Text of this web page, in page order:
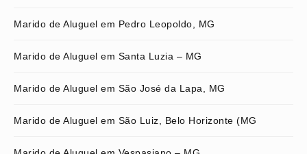
Marido de Aluguel em Pedro Leopoldo, MG
Marido de Aluguel em Santa Luzia – MG
Marido de Aluguel em São José da Lapa, MG
Marido de Aluguel em São Luiz, Belo Horizonte (MG